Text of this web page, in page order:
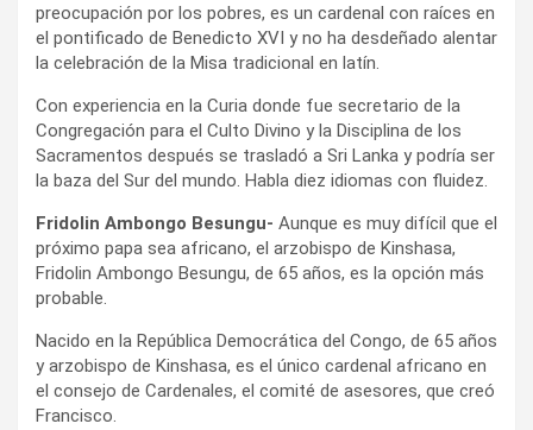
preocupación por los pobres, es un cardenal con raíces en
el pontificado de Benedicto XVI y no ha desdeñado alentar
la celebración de la Misa tradicional en latín.
Con experiencia en la Curia donde fue secretario de la
Congregación para el Culto Divino y la Disciplina de los
Sacramentos después se trasladó a Sri Lanka y podría ser
la baza del Sur del mundo. Habla diez idiomas con fluidez.
Fridolin Ambongo Besungu- Aunque es muy difícil que el
próximo papa sea africano, el arzobispo de Kinshasa,
Fridolin Ambongo Besungu, de 65 años, es la opción más
probable.
Nacido en la República Democrática del Congo, de 65 años
y arzobispo de Kinshasa, es el único cardenal africano en
el consejo de Cardenales, el comité de asesores, que creó
Francisco.